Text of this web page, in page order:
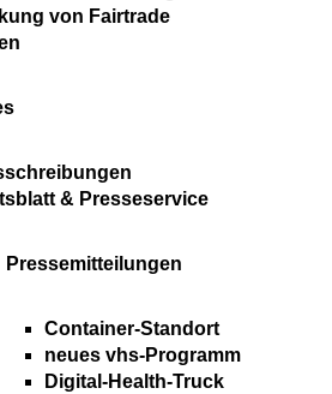
von Fairtrade
& Presseservice
Pressemitteilungen
Container-Standort
neues vhs-Programm
Digital-Health-Truck